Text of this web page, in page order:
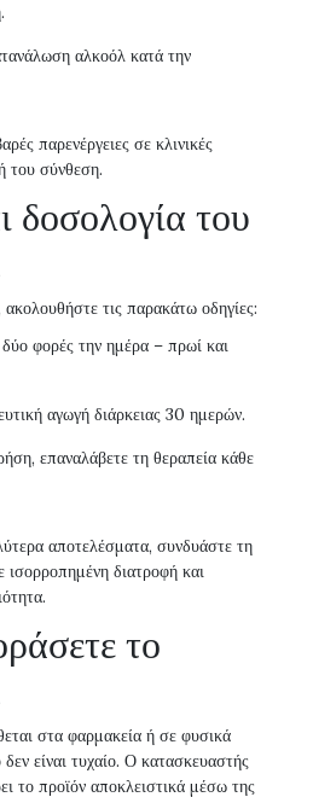
αλκοόλ κατά την
παρενέργειες σε κλινικές
του σύνθεση.
δοσολογία του
τις παρακάτω οδηγίες:
φορές την ημέρα – πρωί και
αγωγή διάρκειας 30 ημερών.
επαναλάβετε τη θεραπεία κάθε
αποτελέσματα, συνδυάστε τη
διατροφή και
το
στα φαρμακεία ή σε φυσικά
είναι τυχαίο. Ο κατασκευαστής
το προϊόν αποκλειστικά μέσω της